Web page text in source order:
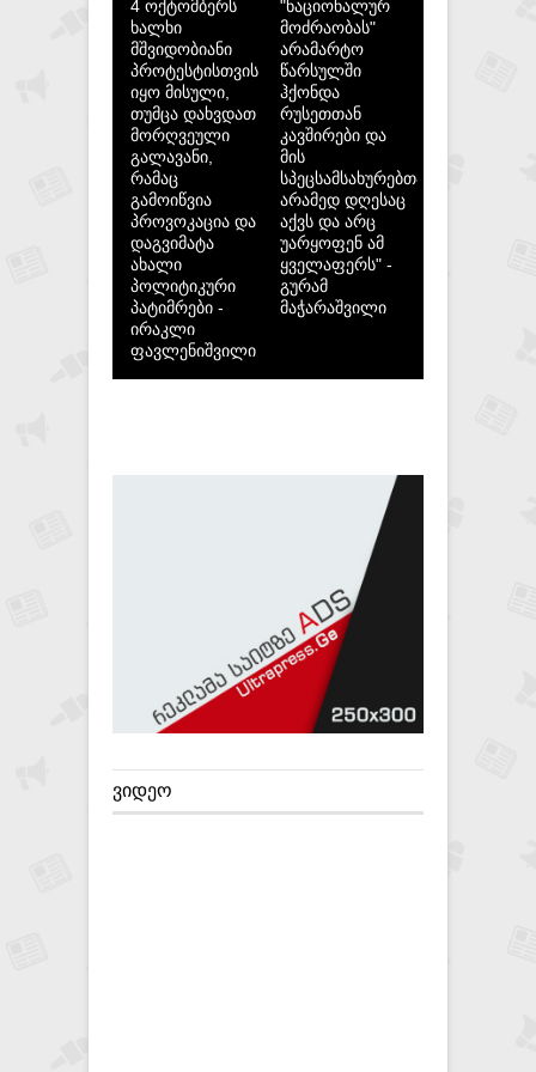
4 ოქტომბერს
ხალხი
მშვიდობიანი
პროტესტისთვის
იყო მისული,
თუმცა დახვდათ
მორღვეული
გალავანი,
რამაც
გამოიწვია
პროვოკაცია და
დაგვიმატა
ახალი
პოლიტიკური
პატიმრები -
ირაკლი
ფავლენიშვილი
"ნაციონალურ
მოძრაობას"
არამარტო
წარსულში
ჰქონდა
რუსეთთან
კავშირები და
მის
სპეცსამსახურებთან,
არამედ დღესაც
აქვს და არც
უარყოფენ ამ
ყველაფერს" -
გურამ
მაჭარაშვილი
ᲕᲘᲓᲔᲝ